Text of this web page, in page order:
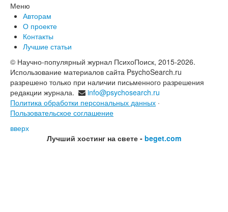
Меню
Авторам
О проекте
Контакты
Лучшие статьи
© Научно-популярный журнал ПсихоПоиск, 2015-2026.
Использование материалов сайта PsychoSearch.ru
разрешено только при наличии письменного разрешения
редакции журнала.
info@psychosearch.ru
Политика обработки персональных данных ·
Пользовательское соглашение
вверх
Лучший хостинг на свете - beget.com